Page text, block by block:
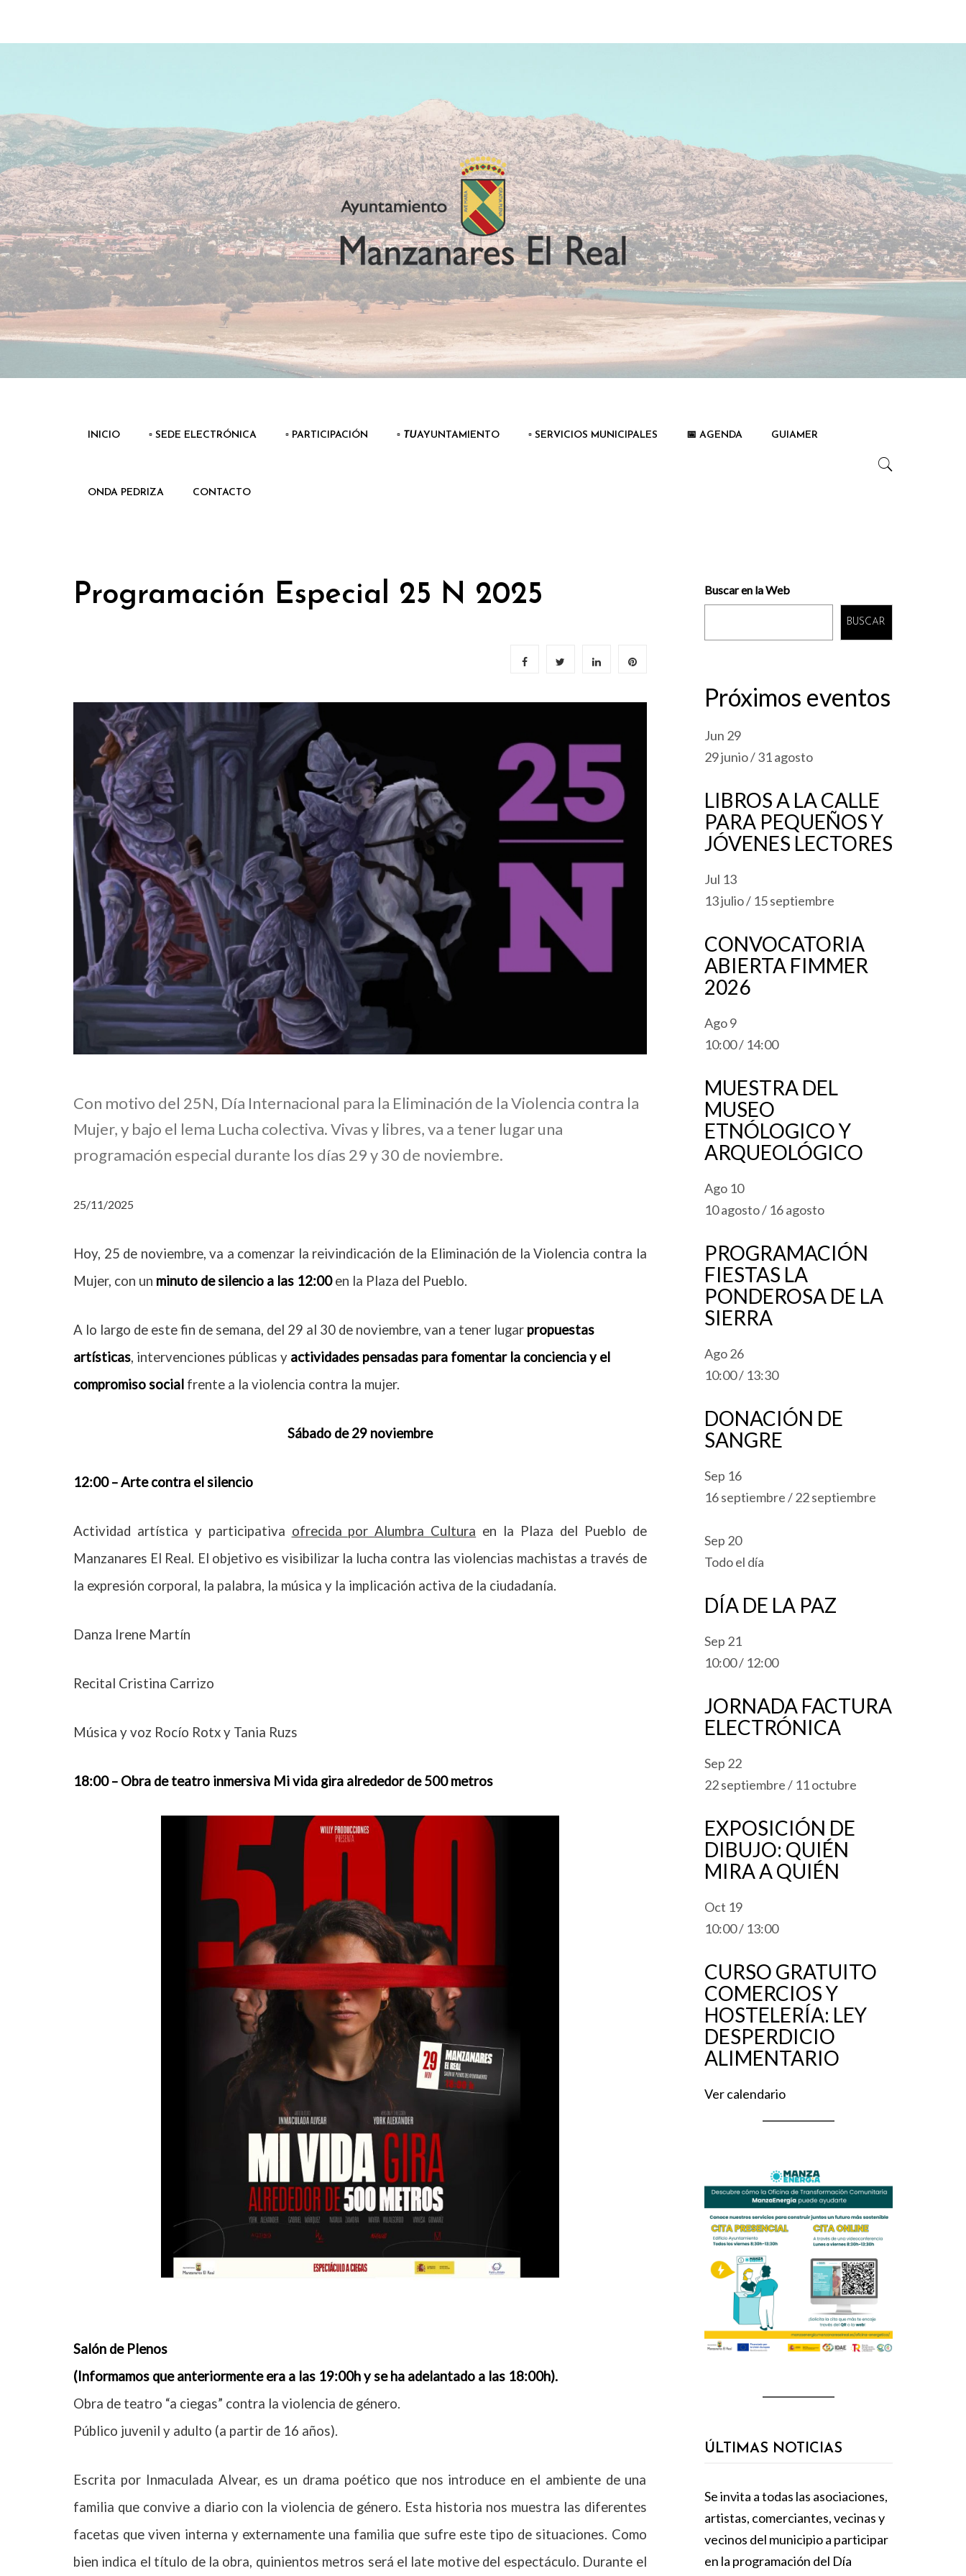
INICIO ▫️ SEDE ELECTRÓNICA ▫️ PARTICIPACIÓN ▫️ TUAYUNTAMIENTO ▫️ SERVICIOS MUNICIPALES 📅 AGENDA GUIAMER
ONDA PEDRIZA CONTACTO
Programación Especial 25 N 2025
Con motivo del 25N, Día Internacional para la Eliminación de la Violencia contra la
Mujer, y bajo el lema Lucha colectiva. Vivas y libres, va a tener lugar una
programación especial durante los días 29 y 30 de noviembre.
25/11/2025
Hoy, 25 de noviembre, va a comenzar la reivindicación de la Eliminación de la Violencia contra la
Mujer, con un minuto de silencio a las 12:00en la Plaza del Pueblo.
A lo largo de este fin de semana, del 29 al 30 de noviembre, van a tener lugar propuestas
artísticas, intervenciones públicas y actividades pensadas para fomentar la conciencia y el
compromiso social frente a la violencia contra la mujer.
Sábado de 29 noviembre
12:00 – Arte contra el silencio
Actividad artística y participativa ofrecida por Alumbra Cultura en la Plaza del Pueblo de
Manzanares El Real. El objetivo es visibilizar la lucha contra las violencias machistas a través de
la expresión corporal, la palabra, la música y la implicación activa de la ciudadanía.
Danza Irene Martín
Recital Cristina Carrizo
Música y voz Rocío Rotx y Tania Ruzs
18:00 – Obra de teatro inmersiva Mi vida gira alrededor de 500 metros
Salón de Plenos
(Informamos que anteriormente era a las 19:00h y se ha adelantado a las 18:00h).
Obra de teatro “a ciegas” contra la violencia de género.
Público juvenil y adulto (a partir de 16 años).
Escrita por Inmaculada Alvear, es un drama poético que nos introduce en el ambiente de una
familia que convive a diario con la violencia de género. Esta historia nos muestra las diferentes
facetas que viven interna y externamente una familia que sufre este tipo de situaciones. Como
bien indica el título de la obra, quinientos metros será el late motive del espectáculo. Durante el
Buscar en la Web
BUSCAR
Próximos eventos
Jun 29
29 junio/31 agosto
LIBROS A LA CALLE
PARA PEQUEÑOS Y
JÓVENES LECTORES
Jul 13
13 julio/ 15 septiembre
CONVOCATORIA
ABIERTA FIMMER
2026
Ago9
10:00/ 14:00
MUESTRA DEL
MUSEO
ETNÓLOGICO Y
ARQUEOLÓGICO
Ago 10
10 agosto/ 16 agosto
PROGRAMACIÓN
FIESTAS LA
PONDEROSA DE LA
SIERRA
Ago26
10:00/ 13:30
DONACIÓN DE
SANGRE
Sep 16
16 septiembre/22 septiembre
Sep 20
Todo el día
DÍA DE LA PAZ
Sep 21
10:00/ 12:00
JORNADA FACTURA
ELECTRÓNICA
Sep 22
22 septiembre/ 11 octubre
EXPOSICIÓN DE
DIBUJO: QUIÉN
MIRA A QUIÉN
Oct 19
10:00/ 13:00
CURSO GRATUITO
COMERCIOS Y
HOSTELERÍA: LEY
DESPERDICIO
ALIMENTARIO
Ver calendario
ÚLTIMAS NOTICIAS
Se invita a todas las asociaciones,
artistas, comerciantes, vecinas y
vecinos del municipio a participar
en la programación del Día